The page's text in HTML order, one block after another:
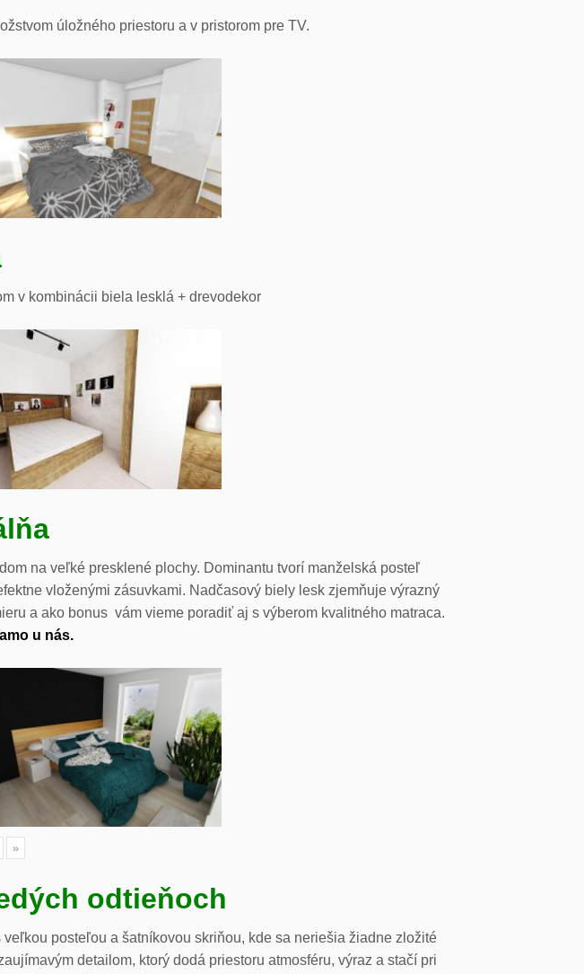
úložného priestoru a v pristorom pre TV.
v kombinácii biela lesklá + drevodekor
na veľké presklené plochy. Dominantu tvorí manželská posteľ
vloženými zásuvkami. Nadčasový biely lesk zjemňuje výrazný
a ako bonus vám vieme poradiť aj s výberom kvalitného matraca.
u nás.
»
odtieňoch
posteľou a šatníkovou skriňou, kde sa neriešia žiadne zložité
detailom, ktorý dodá priestoru atmosféru, výraz a stačí pri